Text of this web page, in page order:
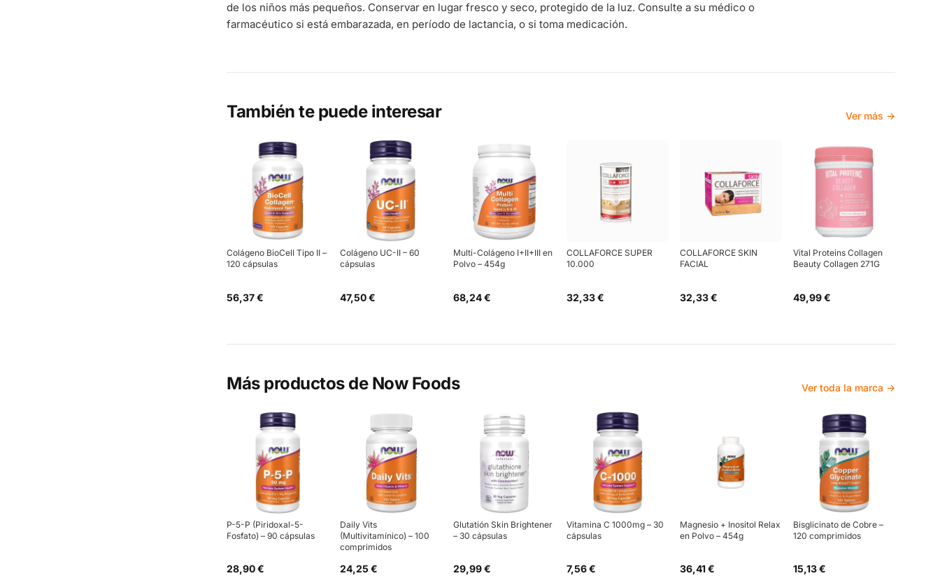
de los niños más pequeños. Conservar en lugar fresco y seco, protegido de la luz. Consulte a su médico o
farmacéutico si está embarazada, en período de lactancia, o si toma medicación.
También te puede interesar Ver más →
Colágeno BioCell Tipo II –
120 cápsulas
56,37 €
Colágeno UC-II – 60
cápsulas
47,50 €
Multi-Colágeno I+II+III en
Polvo – 454g
68,24 €
COLLAFORCE SUPER
10.000
32,33 €
COLLAFORCE SKIN
FACIAL
32,33 €
Vital Proteins Collagen
Beauty Collagen 271G
49,99 €
Más productos de Now Foods Ver toda la marca →
P-5-P (Piridoxal-5-
Fosfato) – 90 cápsulas
28,90 €
Daily Vits
(Multivitamínico) – 100
comprimidos
24,25 €
Glutatión Skin Brightener
– 30 cápsulas
29,99 €
Vitamina C 1000mg – 30
cápsulas
7,56 €
Magnesio + Inositol Relax
en Polvo – 454g
36,41 €
Bisglicinato de Cobre –
120 comprimidos
15,13 €